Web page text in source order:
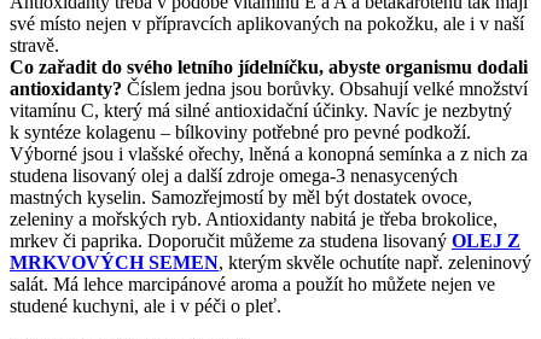
své místo nejen v přípravcích aplikovaných na pokožku, ale i v naší
stravě.
Co zařadit do svého letního jídelníčku, abyste organismu dodali
antioxidanty? Číslem jedna jsou borůvky. Obsahují velké množství
vitamínu C, který má silné antioxidační účinky. Navíc je nezbytný
k syntéze kolagenu – bílkoviny potřebné pro pevné podkoží.
Výborné jsou i vlašské ořechy, lněná a konopná semínka a z nich za
studena lisovaný olej a další zdroje omega-3 nenasycených
mastných kyselin. Samozřejmostí by měl být dostatek ovoce,
zeleniny a mořských ryb. Antioxidanty nabitá je třeba brokolice,
mrkev či paprika. Doporučit můžeme za studena lisovaný OLEJ Z
MRKVOVÝCH SEMEN, kterým skvěle ochutíte např. zeleninový
salát. Má lehce marcipánové aroma a použít ho můžete nejen ve
studené kuchyni, ale i v péči o pleť.